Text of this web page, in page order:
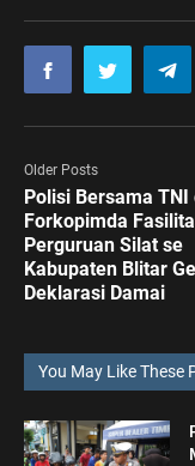
Older Posts
Polisi Bersama TNI
Forkopimda
Perguruan Silat se
Kabupaten Blitar
Deklarasi Damai
You May Like These